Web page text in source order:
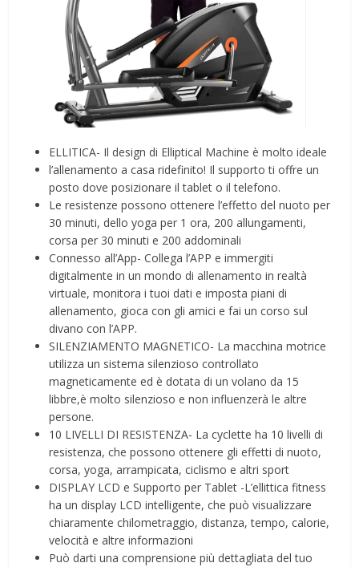
ELLITICA- Il design di Elliptical Machine è molto ideale
l’allenamento a casa ridefinito! Il supporto ti offre un
posto dove posizionare il tablet o il telefono.
Le resistenze possono ottenere l’effetto del nuoto per
30 minuti, dello yoga per 1 ora, 200 allungamenti,
corsa per 30 minuti e 200 addominali
Connesso all’App- Collega l’APP e immergiti
digitalmente in un mondo di allenamento in realtà
virtuale, monitora i tuoi dati e imposta piani di
allenamento, gioca con gli amici e fai un corso sul
divano con l’APP.
SILENZIAMENTO MAGNETICO- La macchina motrice
utilizza un sistema silenzioso controllato
magneticamente ed è dotata di un volano da 15
libbre,è molto silenzioso e non influenzerà le altre
persone.
10 LIVELLI DI RESISTENZA- La cyclette ha 10 livelli di
resistenza, che possono ottenere gli effetti di nuoto,
corsa, yoga, arrampicata, ciclismo e altri sport
DISPLAY LCD e Supporto per Tablet -L’ellittica fitness
ha un display LCD intelligente, che può visualizzare
chiaramente chilometraggio, distanza, tempo, calorie,
velocità e altre informazioni
Può darti una comprensione più dettagliata del tuo